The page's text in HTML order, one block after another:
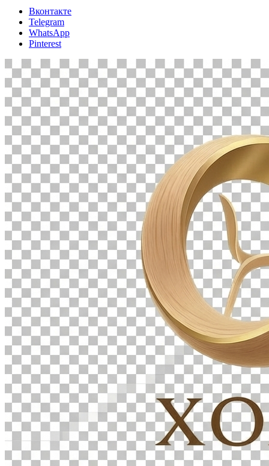
Вконтакте
Telegram
WhatsApp
Pinterest